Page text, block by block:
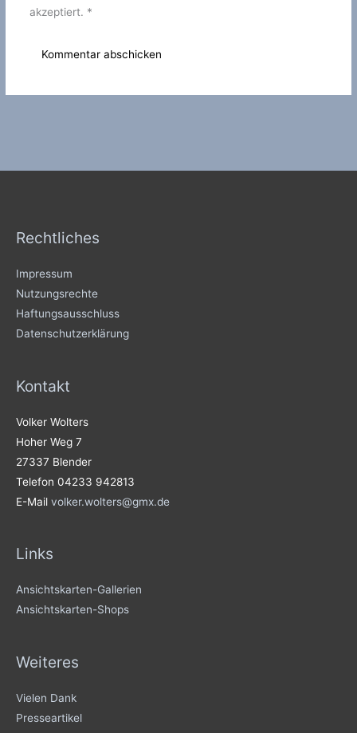
akzeptiert. *
Rechtliches
Impressum
Nutzungsrechte
Haftungsausschluss
Datenschutzerklärung
Kontakt
Volker Wolters
Hoher Weg 7
27337 Blender
Telefon 04233 942813
E-Mail volker.wolters@gmx.de
Links
Ansichtskarten-Gallerien
Ansichtskarten-Shops
Weiteres
Vielen Dank
Presseartikel